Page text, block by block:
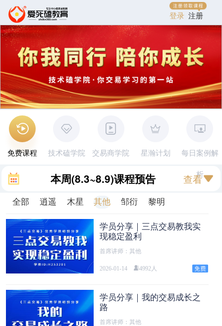
登录 注册
免费课程 技术磕学院 交易商学院 星瀚计划 每日案例解
析
本周(8.3~8.9)课程预告 查看
全部 逍遥 木星 其他 邹衍 黎明
学员分享｜三点交易教我实
现稳定盈利
首席讲师：其他
2026-01-14 4992人
学员分享｜我的交易成长之
路
首席讲师：其他